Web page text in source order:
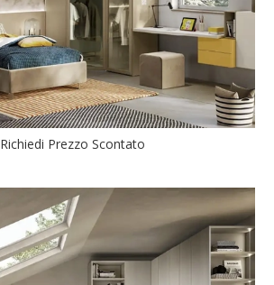
Richiedi Prezzo Scontato